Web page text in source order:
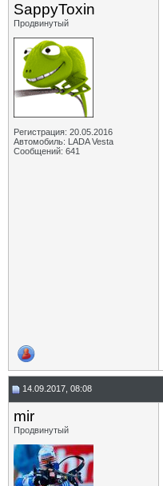
SappyToxin
Продвинутый
Регистрация: 20.05.2016
Автомобиль: LADA Vesta
Сообщений: 641
14.09.2017, 08:08
mir
Продвинутый